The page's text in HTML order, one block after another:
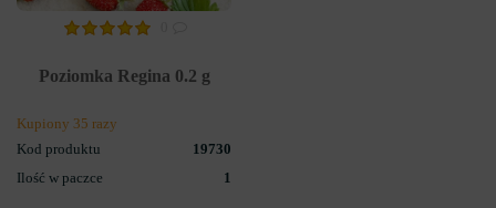
Poziomka Regina 0.2 g
Kupiony 35 razy
Kod produktu
19730
Ilość w paczce
1